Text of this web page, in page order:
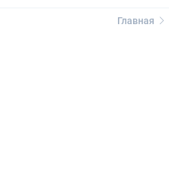
Главная